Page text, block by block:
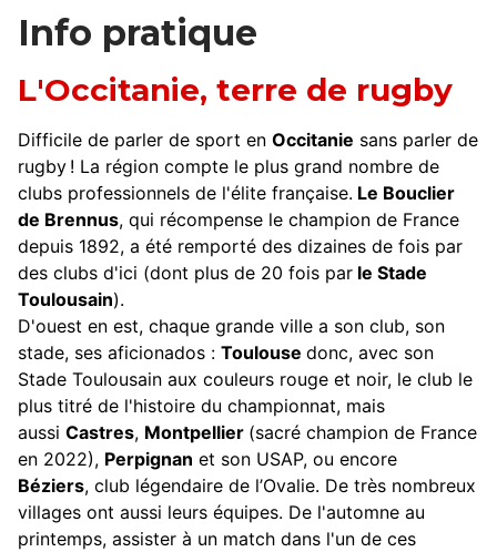
Info pratique
L'Occitanie, terre de rugby
Difficile de parler de sport en Occitanie sans parler de
rugby ! La région compte le plus grand nombre de
clubs professionnels de l'élite française. Le Bouclier
de Brennus, qui récompense le champion de France
depuis 1892, a été remporté des dizaines de fois par
des clubs d'ici (dont plus de 20 fois par le Stade
Toulousain).
D'ouest en est, chaque grande ville a son club, son
stade, ses aficionados : Toulouse donc, avec son
Stade Toulousain aux couleurs rouge et noir, le club le
plus titré de l'histoire du championnat, mais
aussi Castres, Montpellier (sacré champion de France
en 2022), Perpignan et son USAP, ou encore
Béziers, club légendaire de l’Ovalie. De très nombreux
villages ont aussi leurs équipes. De l'automne au
printemps, assister à un match dans l'un de ces